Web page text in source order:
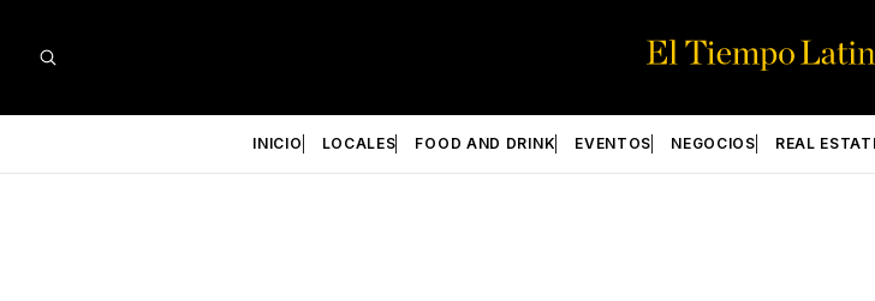
INICIO LOCALES FOOD AND DRINK EVENTOS NEGOCIOS REAL